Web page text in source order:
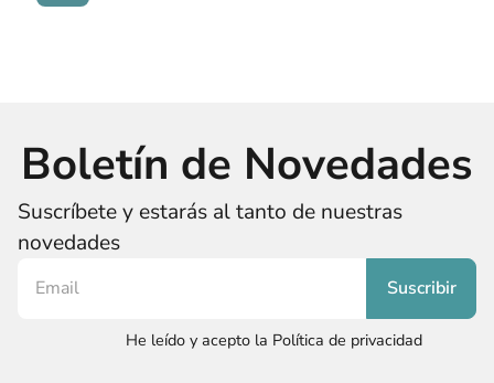
Boletín de Novedades
Suscríbete y estarás al tanto de nuestras
novedades
He leído y acepto la Política de privacidad